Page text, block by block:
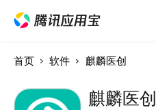
首页 软件 麒麟医创
麒麟医创